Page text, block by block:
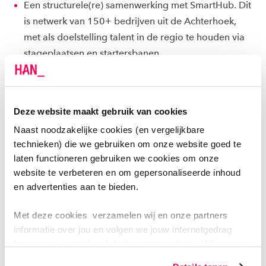
Deze website maakt gebruik van cookies
Naast noodzakelijke cookies (en vergelijkbare
technieken) die we gebruiken om onze website goed te
laten functioneren gebruiken we cookies om onze
website te verbeteren en om gepersonaliseerde inhoud
en advertenties aan te bieden.
Met deze cookies verzamelen wij en onze partners
informatie over jou en volgen we jouw internetgedrag
Een structurele(re) samenwerking met SmartHub. Dit
is netwerk van 150+ bedrijven uit de Achterhoek,
met als doelstelling talent in de regio te houden via
stageplaatsen en startersbanen.
Professionalisering van 'innovatiehubs' door een
kwaliteitscheck te ontwikkelen. Dit wordt momenteel
check gaat zich binnenkort bij het netwerk
aansluiten. Ook is er een hubcoach aangesteld, die
verbinding, begeleiding, samenwerking en
uitbreiding van het netwerk als taak heeft.
Meer stagemogelijkheden in de Achterhoek